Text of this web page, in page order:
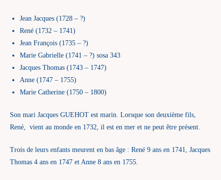
Jean Jacques (1728 – ?)
René (1732 – 1741)
Jean François (1735 – ?)
Marie Gabrielle (1741 – ?) sosa 343
Jacques Thomas (1743 – 1747)
Anne (1747 – 1755)
Marie Catherine (1750 – 1800)
Son mari Jacques GUEHOT est marin. Lorsque son deuxième fils,
René, vient au monde en 1732, il est en mer et ne peut être présent.
Trois de leurs enfants meurent en bas âge : René 9 ans en 1741, Jacques
Thomas 4 ans en 1747 et Anne 8 ans en 1755.